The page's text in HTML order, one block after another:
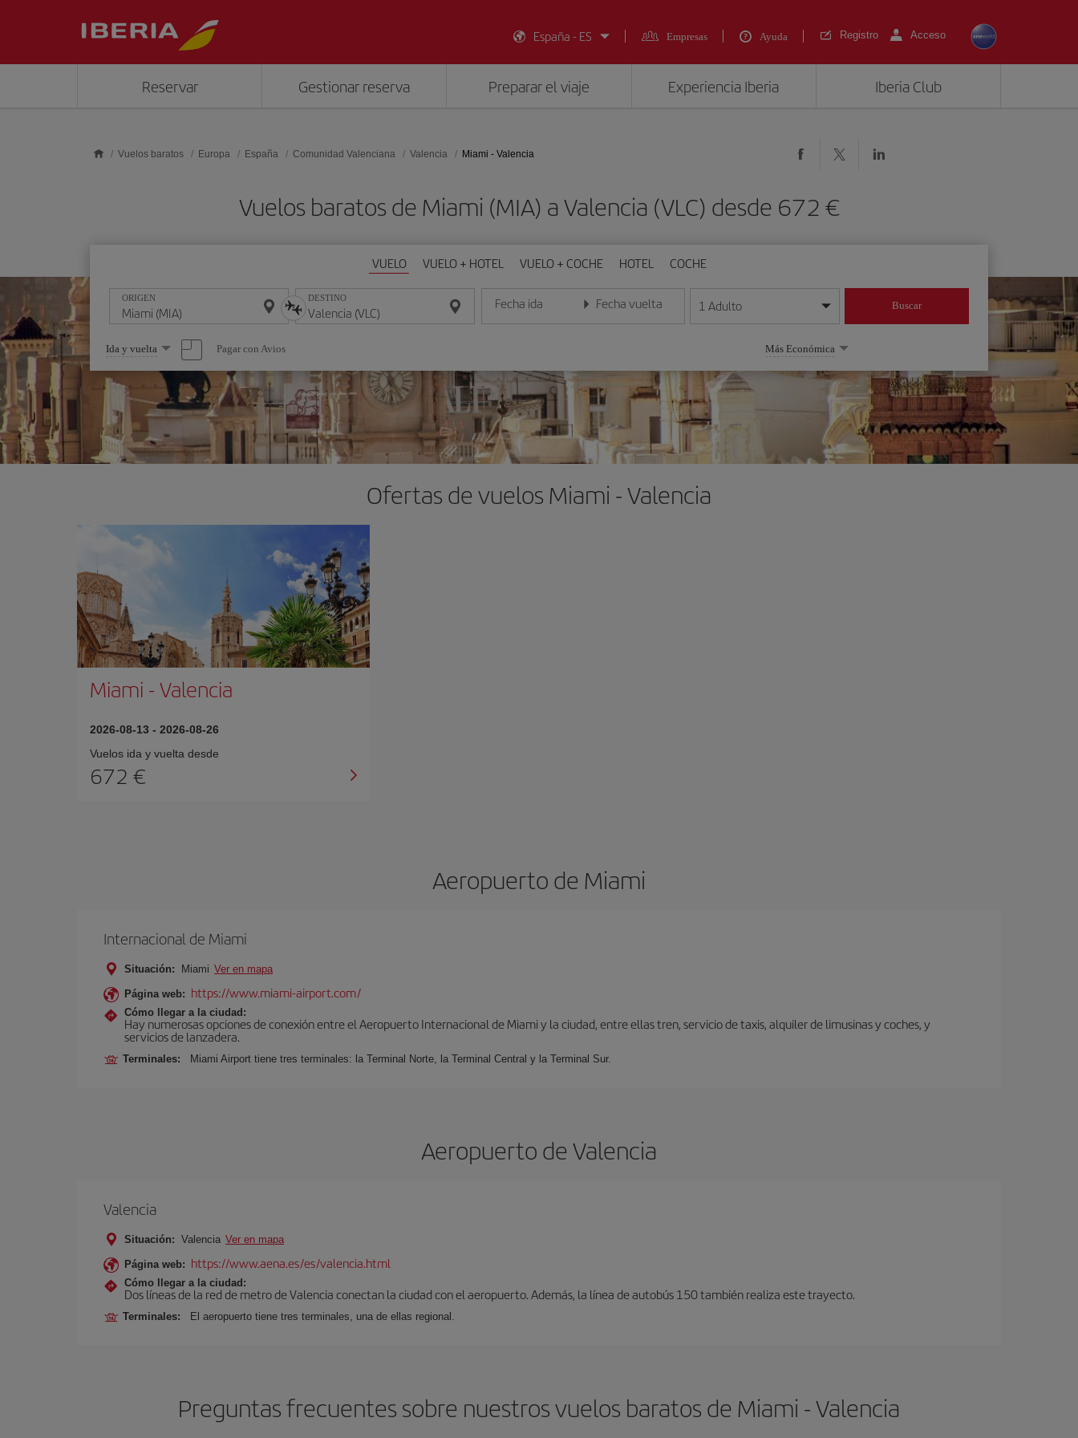
España - ES
Empresas Ayuda Registro Acceso
Reservar Gestionar reserva Preparar el viaje Experiencia Iberia Iberia Club
Vuelos baratos Europa España Comunidad Valenciana Valencia Miami - Valencia
Vuelos baratos de Miami (MIA) a Valencia (VLC) desde 672 €
VUELO VUELO + HOTEL VUELO + COCHE HOTEL COCHE
ORIGEN DESTINO Fecha ida
Introduce la fecha en formato día/mes/año
Fecha vuelta
Introduce la fecha en formato día/mes/año
1 Adulto Buscar
Seleccione
una
opción
Ida y vuelta Pagar con Avios Más Económica
Ofertas de vuelos Miami - Valencia
Miami -Valencia
2026-08-13 - 2026-08-26
Vuelos ida y vuelta desde
672 €
Aeropuerto de Miami
Internacional de Miami
Situación: Miami Ver en mapa
Página web: https://www.miami-airport.com/
Cómo llegar a la ciudad:
Hay numerosas opciones de conexión entre el Aeropuerto Internacional de Miami y la ciudad, entre ellas tren, servicio de taxis, alquiler de limusinas y coches, y
servicios de lanzadera.
Terminales: Miami Airport tiene tres terminales: la Terminal Norte, la Terminal Central y la Terminal Sur.
Aeropuerto de Valencia
Valencia
Situación: Valencia Ver en mapa
Página web: https://www.aena.es/es/valencia.html
Cómo llegar a la ciudad:
Dos líneas de la red de metro de Valencia conectan la ciudad con el aeropuerto. Además, la línea de autobús 150 también realiza este trayecto.
Terminales: El aeropuerto tiene tres terminales, una de ellas regional.
Preguntas frecuentes sobre nuestros vuelos baratos de Miami - Valencia